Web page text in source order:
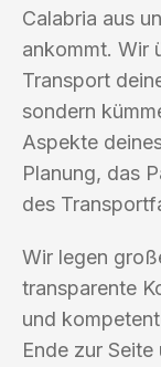
Calabria aus
ankommt. Wir
Transport
sondern
Aspekte
Planung, das
des
Wir legen
transparente
und
Ende zur